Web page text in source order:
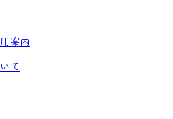
案内
て